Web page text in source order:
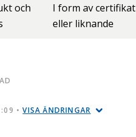
och
I form av certifikat
eller liknande
•VISA ÄNDRINGAR